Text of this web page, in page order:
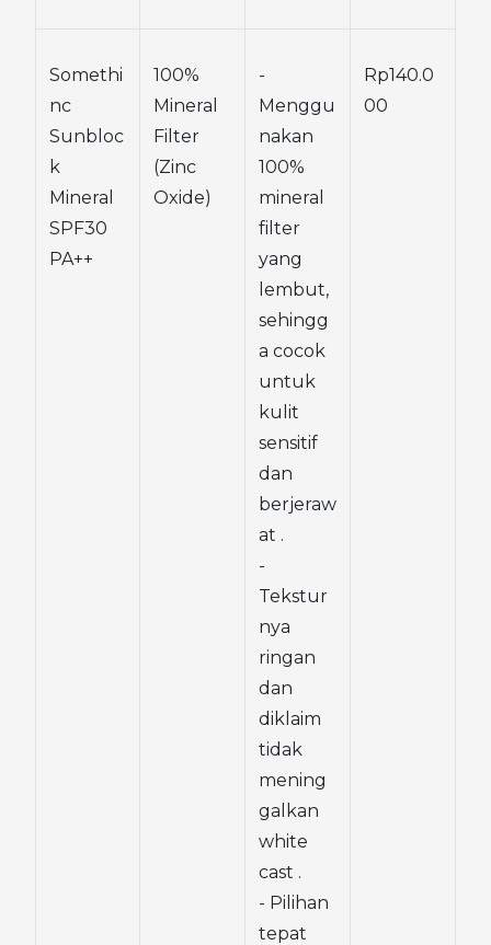
Somethi
nc
Sunbloc
k
Mineral
SPF30
PA++
100%
Mineral
Filter
(Zinc
Oxide)
-
Menggu
nakan
100%
mineral
filter
yang
lembut,
sehingg
a cocok
untuk
kulit
sensitif
dan
berjeraw
at .
-
Tekstur
nya
ringan
dan
diklaim
tidak
mening
galkan
white
cast .
- Pilihan
tepat
Rp140.0
00